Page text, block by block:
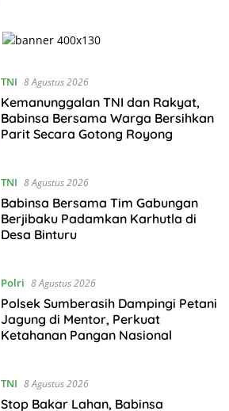
TNI 8 Agustus 2026
Kemanunggalan TNI dan Rakyat,
Babinsa Bersama Warga Bersihkan
Parit Secara Gotong Royong
TNI 8 Agustus 2026
Babinsa Bersama Tim Gabungan
Berjibaku Padamkan Karhutla di
Desa Binturu
Polri 8 Agustus 2026
Polsek Sumberasih Dampingi Petani
Jagung di Mentor, Perkuat
Ketahanan Pangan Nasional
TNI 8 Agustus 2026
Stop Bakar Lahan, Babinsa